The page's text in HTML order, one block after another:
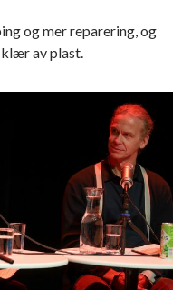
og mer reparering, og
av plast.